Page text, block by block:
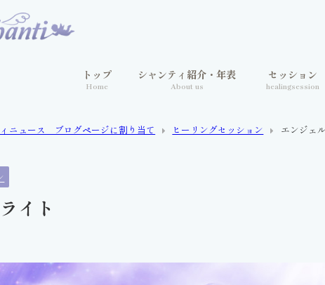
トップ
Home
シャンティ紹介・年表
About us
セッション
healingsession
ニュース ブログページに割り当て ヒーリングセッション エンジェ
イト